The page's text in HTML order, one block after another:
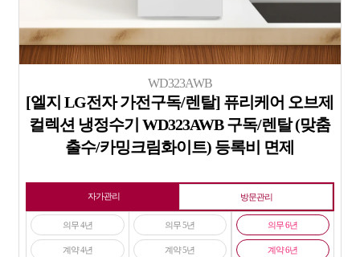
WD323AWB
[엘지 LG전자 가전구독/렌탈] 퓨리케어 오브제
컬렉션 냉정수기 WD323AWB 구독/렌탈 (맞춤
출수/카밍크림화이트) 등록비 면제
자가관리 방문관리
의무 4년
계약 4년
의무 5년
계약 5년
의무 6년
계약 6년